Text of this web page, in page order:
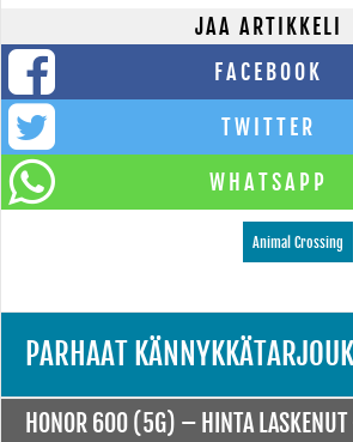
JAA ARTIKKELI
FACEBOOK
TWITTER
WHATSAPP
Animal Crossing
PARHAAT
HONOR 600 (5G) – HINTA